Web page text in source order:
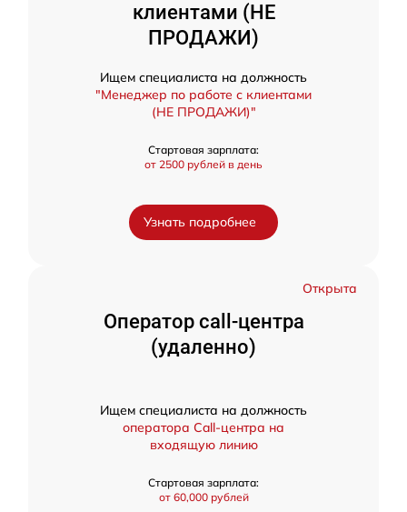
клиентами (НЕ
ПРОДАЖИ)
Ищем специалиста на должность
"Менеджер по работе с клиентами
(НЕ ПРОДАЖИ)"
Стартовая зарплата:
от 2500 рублей в день
Узнать подробнее
Открыта
Оператор call-центра
(удаленно)
Ищем специалиста на должность
оператора Call-центра на
входящую линию
Стартовая зарплата:
от 60,000 рублей